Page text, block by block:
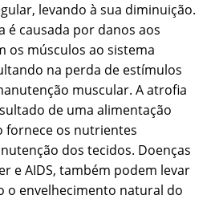
levando à sua diminuição.
é causada por danos aos
os músculos ao sistema
na perda de estímulos
muscular. A atrofia
de uma alimentação
fornece os nutrientes
dos tecidos. Doenças
e AIDS, também podem levar
o envelhecimento natural do